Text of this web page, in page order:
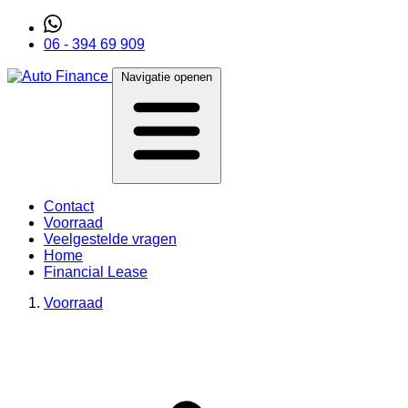
06 - 394 69 909
Navigatie openen
Contact
Voorraad
Veelgestelde vragen
Home
Financial Lease
Voorraad